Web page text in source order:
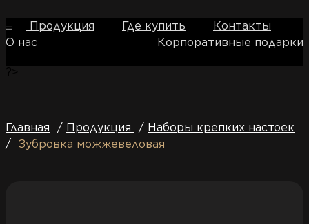
Продукция Где купить
Контакты
О нас
Корпоративные подарки
Главная / Продукция / Наборы крепких настоек
/ Зубровка можжевеловая